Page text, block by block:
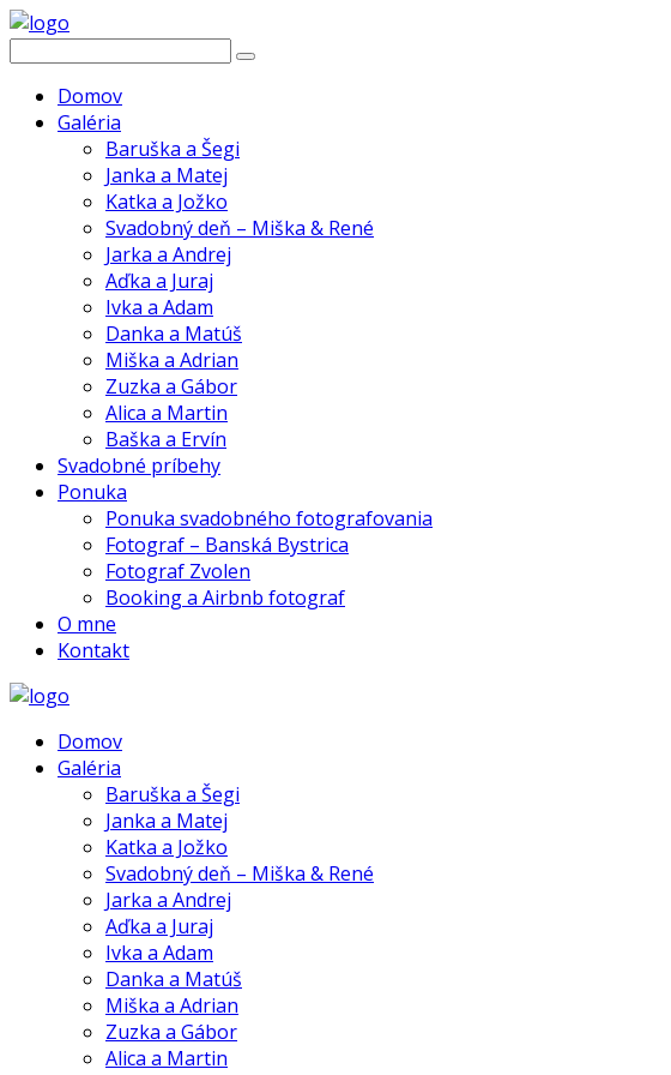
Domov
Galéria
Baruška a Šegi
Janka a Matej
Katka a Jožko
Svadobný deň – Miška & René
Jarka a Andrej
Aďka a Juraj
Ivka a Adam
Danka a Matúš
Miška a Adrian
Zuzka a Gábor
Alica a Martin
Baška a Ervín
Svadobné príbehy
Ponuka
Ponuka svadobného fotografovania
Fotograf – Banská Bystrica
Fotograf Zvolen
Booking a Airbnb fotograf
O mne
Kontakt
Domov
Galéria
Baruška a Šegi
Janka a Matej
Katka a Jožko
Svadobný deň – Miška & René
Jarka a Andrej
Aďka a Juraj
Ivka a Adam
Danka a Matúš
Miška a Adrian
Zuzka a Gábor
Alica a Martin